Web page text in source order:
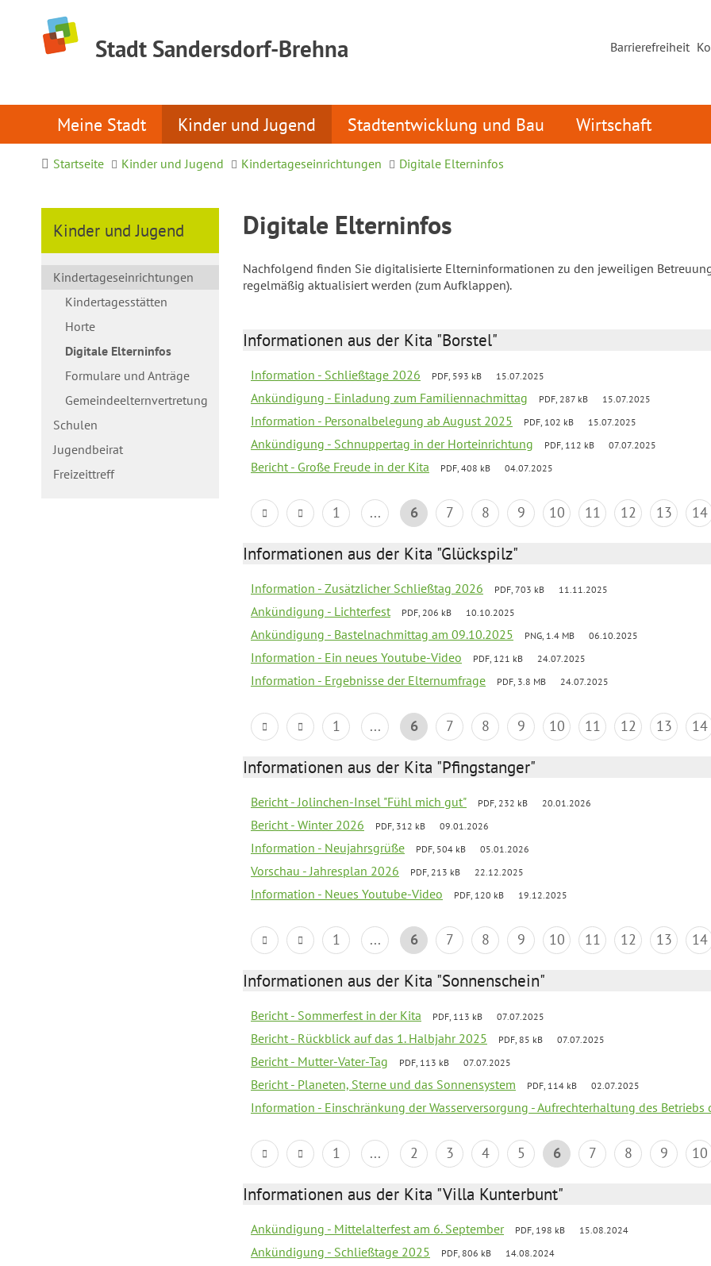
Stadt Sandersdorf-Brehna Barrierefreiheit
Meine Stadt Kinder und Jugend Stadtentwicklung und Bau Wirtschaft
Startseite Kinder und Jugend Kindertageseinrichtungen Digitale Elterninfos
Kinder und Jugend
Kindertageseinrichtungen
Kindertagesstätten
Horte
Digitale Elterninfos
Formulare und Anträge
Gemeindeelternvertretung
Schulen
Jugendbeirat
Freizeittreff
Digitale Elterninfos
Nachfolgend finden Sie digitalisierte Elterninformationen zu den jeweiligen
regelmäßig aktualisiert werden (zum Aufklappen).
Informationen aus der Kita "Borstel"
Information - Schließtage 2026 PDF, 593 kB 15.07.2025
Ankündigung - Einladung zum Familiennachmittag PDF, 287 kB 15.07.2025
Information - Personalbelegung ab August 2025 PDF, 102 kB 15.07.2025
Ankündigung - Schnuppertag in der Horteinrichtung PDF, 112 kB 07.07.2025
Bericht - Große Freude in der Kita PDF, 408 kB 04.07.2025
1 ... 6 7 8 9 10 11 12 13 14
Informationen aus der Kita "Glückspilz"
Information - Zusätzlicher Schließtag 2026 PDF, 703 kB 11.11.2025
Ankündigung - Lichterfest PDF, 206 kB 10.10.2025
Ankündigung - Bastelnachmittag am 09.10.2025 PNG, 1.4 MB 06.10.2025
Information - Ein neues Youtube-Video PDF, 121 kB 24.07.2025
Information - Ergebnisse der Elternumfrage PDF, 3.8 MB 24.07.2025
1 ... 6 7 8 9 10 11 12 13 14
Informationen aus der Kita "Pfingstanger"
Bericht - Jolinchen-Insel "Fühl mich gut" PDF, 232 kB 20.01.2026
Bericht - Winter 2026 PDF, 312 kB 09.01.2026
Information - Neujahrsgrüße PDF, 504 kB 05.01.2026
Vorschau - Jahresplan 2026 PDF, 213 kB 22.12.2025
Information - Neues Youtube-Video PDF, 120 kB 19.12.2025
1 ... 6 7 8 9 10 11 12 13 14
Informationen aus der Kita "Sonnenschein"
Bericht - Sommerfest in der Kita PDF, 113 kB 07.07.2025
Bericht - Rückblick auf das 1. Halbjahr 2025 PDF, 85 kB 07.07.2025
Bericht - Mutter-Vater-Tag PDF, 113 kB 07.07.2025
Bericht - Planeten, Sterne und das Sonnensystem PDF, 114 kB 02.07.2025
Information - Einschränkung der Wasserversorgung - Aufrechterhaltung des Betriebs
1 ... 2 3 4 5 6 7 8 9 10
Informationen aus der Kita "Villa Kunterbunt"
Ankündigung - Mittelalterfest am 6. September PDF, 198 kB 15.08.2024
Ankündigung - Schließtage 2025 PDF, 806 kB 14.08.2024